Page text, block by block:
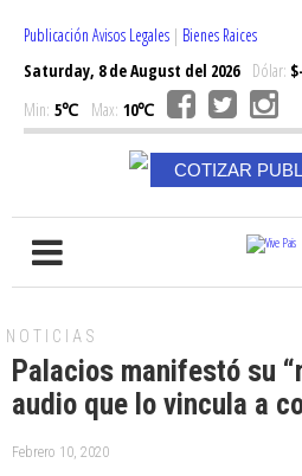
Publicación Avisos Legales | Bienes Raices
Saturday, 8 de August del 2026Dólar:
Min: 5℃ Max: 10℃
COTIZAR
NOTICIAS
Palacios manifestó su
audio que lo vincula a
Febrero 10, 2020